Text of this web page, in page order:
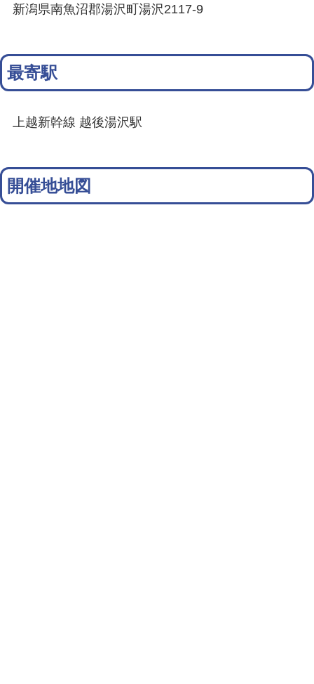
新潟県南魚沼郡湯沢町湯沢2117-9
最寄駅
上越新幹線 越後湯沢駅
開催地地図